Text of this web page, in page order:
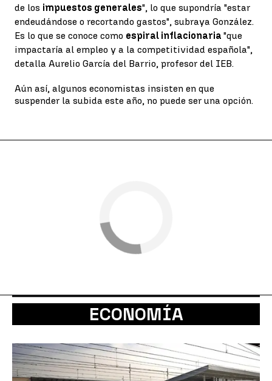
de los impuestos generales", lo que supondría "estar
endeudándose o recortando gastos", subraya González.
Es lo que se conoce como espiral inflacionaria "que
impactaría al empleo y a la competitividad española",
detalla Aurelio García del Barrio, profesor del IEB.
Aún así, algunos economistas insisten en que
suspender la subida este año, no puede ser una opción.
ECONOMÍA